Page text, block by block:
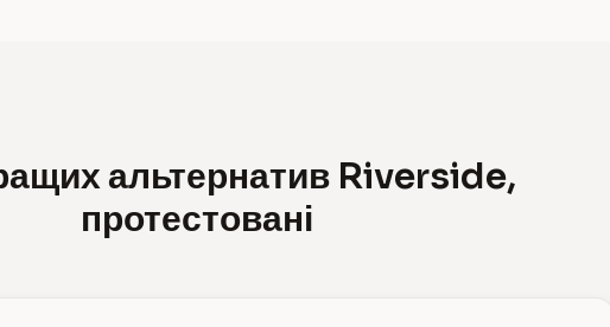
альтернатив Riverside,
протестовані